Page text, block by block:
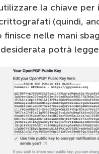
la chiave per
(quindi,
finisce nelle mani
potrà